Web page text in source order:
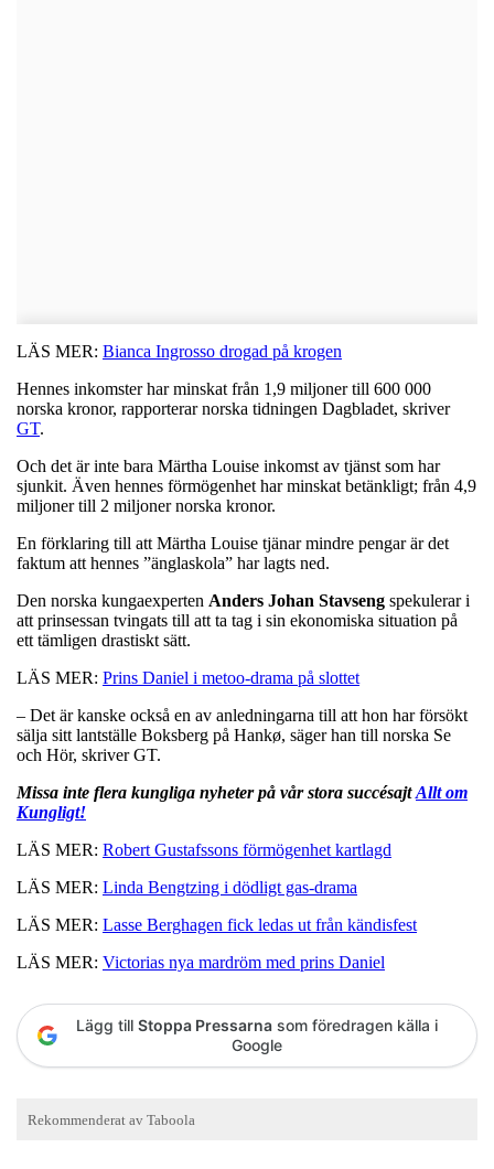
LÄS MER: Bianca Ingrosso drogad på krogen
Hennes inkomster har minskat från 1,9 miljoner till 600 000
norska kronor, rapporterar norska tidningen Dagbladet, skriver
GT.
Och det är inte bara Märtha Louise inkomst av tjänst som har
sjunkit. Även hennes förmögenhet har minskat betänkligt; från 4,9
miljoner till 2 miljoner norska kronor.
En förklaring till att Märtha Louise tjänar mindre pengar är det
faktum att hennes ”änglaskola” har lagts ned.
Den norska kungaexperten Anders Johan Stavseng spekulerar i
att prinsessan tvingats till att ta tag i sin ekonomiska situation på
ett tämligen drastiskt sätt.
LÄS MER: Prins Daniel i metoo-drama på slottet
– Det är kanske också en av anledningarna till att hon har försökt
sälja sitt lantställe Boksberg på Hankø, säger han till norska Se
och Hör, skriver GT.
Missa inte flera kungliga nyheter på vår stora succésajtAllt om
Kungligt!
LÄS MER: Robert Gustafssons förmögenhet kartlagd
LÄS MER: Linda Bengtzing i dödligt gas-drama
LÄS MER: Lasse Berghagen fick ledas ut från kändisfest
LÄS MER: Victorias nya mardröm med prins Daniel
Lägg till Stoppa Pressarna som föredragen källa i
Google